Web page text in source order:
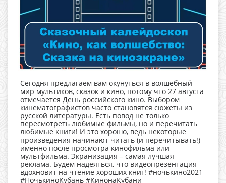
Сегодня предлагаем вам окунуться в волшебный
мир мультиков, сказок и кино, потому что 27 августа
отмечается День российского кино. Выбором
кинематографистов часто становятся сюжеты из
русской литературы. Есть повод не только
пересмотреть любимые фильмы, но и перечитать
любимые книги! И это хорошо, ведь некоторые
произведения начинают читать (и перечитывать!)
именно после просмотра кинофильма или
мультфильма. Экранизация – самая лучшая
реклама. Будем надеяться, что видеопрезентация
вдохновит на чтение хороших книг! #ночькино2021
#НочькиноКубань #КинонаКубани